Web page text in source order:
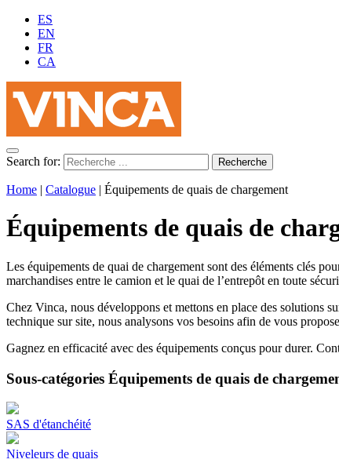
ES
EN
FR
CA
Search for:
Home | Catalogue | Équipements de quais de chargement
Équipements de quais de
Les équipements de quai de chargement sont des éléments clés
marchandises entre le camion et le quai de l’entrepôt en toute
Chez Vinca, nous développons et mettons en place des solutions
technique sur site, nous analysons vos besoins afin de vous
Gagnez en efficacité avec des équipements conçus pour durer.
Sous-catégories Équipements de quais de
SAS d'étanchéité
Niveleurs de quais